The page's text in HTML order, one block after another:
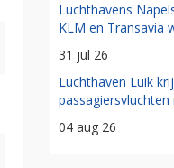
Luchthavens
KLM en Transavia
31 jul 26
Luchthaven Luik
04 aug 26